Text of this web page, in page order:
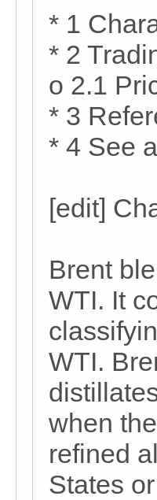
* 1
* 2
o 2.1
* 3
* 4 See
[edit]
Brent
WTI. It
WTI.
when
refined
States